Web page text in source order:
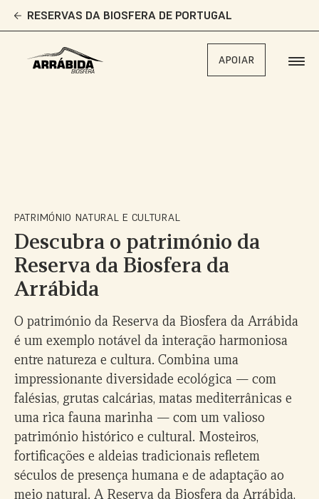
content
RESERVAS DA BIOSFERA DE PORTUGAL
APOIAR
PATRIMÓNIO NATURAL E CULTURAL
Descubra o património da
Reserva da Biosfera da
Arrábida
O património da Reserva da Biosfera da Arrábida
é um exemplo notável da interação harmoniosa
entre natureza e cultura. Combina uma
impressionante diversidade ecológica — com
falésias, grutas calcárias, matas mediterrânicas e
uma rica fauna marinha — com um valioso
património histórico e cultural. Mosteiros,
fortificações e aldeias tradicionais refletem
séculos de presença humana e de adaptação ao
meio natural. A Reserva da Biosfera da Arrábida,